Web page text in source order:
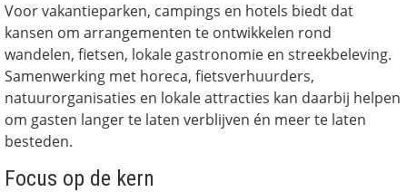
Voor vakantieparken, campings en hotels biedt dat
kansen om arrangementen te ontwikkelen rond
wandelen, fietsen, lokale gastronomie en streekbeleving.
Samenwerking met horeca, fietsverhuurders,
natuurorganisaties en lokale attracties kan daarbij helpen
om gasten langer te laten verblijven én meer te laten
besteden.
Focus op de kern